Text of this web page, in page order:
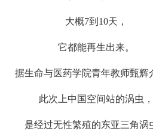
大概7到10天，
它都能再生出来。
据生命与医药学院青年教师甄辉
此次上中国空间站的涡虫，
是经过无性繁殖的东亚三角涡